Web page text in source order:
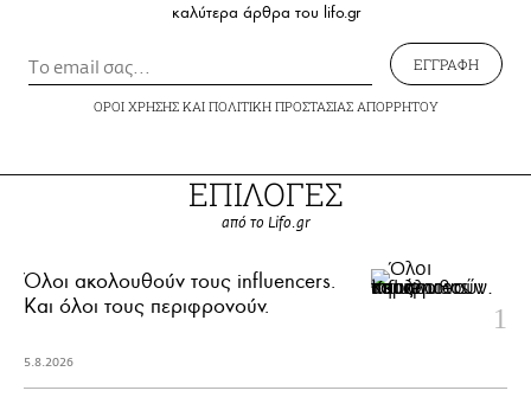
καλύτερα άρθρα του lifo.gr
ΕΓΓΡΑΦΗ
ΟΡΟΙ ΧΡΗΣΗΣΚΑΙ ΠΟΛΙΤΙΚΗ ΠΡΟΣΤΑΣΙΑΣ ΑΠΟΡΡΗΤΟΥ
ΕΠΙΛΟΓΕΣ
από το Lifo.gr
Όλοι ακολουθούν τους influencers.
Και όλοι τους περιφρονούν.
5.8.2026